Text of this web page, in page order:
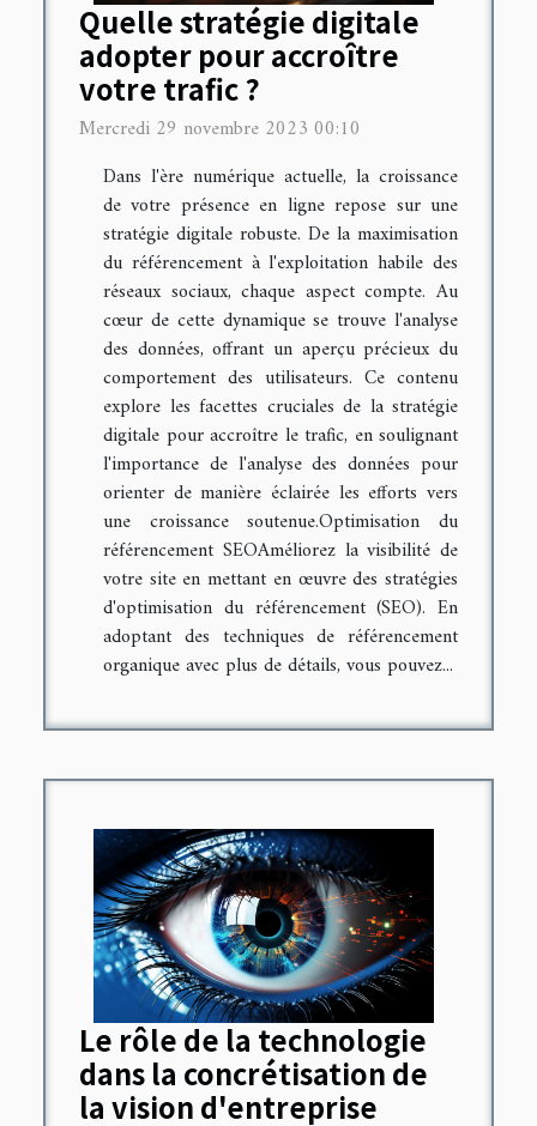
Quelle stratégie digitale
adopter pour accroître
votre trafic ?
Mercredi 29 novembre 2023 00:10
Dans l'ère numérique actuelle, la croissance
de votre présence en ligne repose sur une
stratégie digitale robuste. De la maximisation
du référencement à l'exploitation habile des
réseaux sociaux, chaque aspect compte. Au
cœur de cette dynamique se trouve l'analyse
des données, offrant un aperçu précieux du
comportement des utilisateurs. Ce contenu
explore les facettes cruciales de la stratégie
digitale pour accroître le trafic, en soulignant
l'importance de l'analyse des données pour
orienter de manière éclairée les efforts vers
une croissance soutenue.Optimisation du
référencement SEOAméliorez la visibilité de
votre site en mettant en œuvre des stratégies
d'optimisation du référencement (SEO). En
adoptant des techniques de référencement
organique avec plus de détails, vous pouvez...
Le rôle de la technologie
dans la concrétisation de
la vision d'entreprise